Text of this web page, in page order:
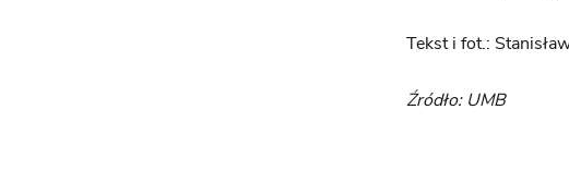
Tekst i fot.:
Źródło: UMB